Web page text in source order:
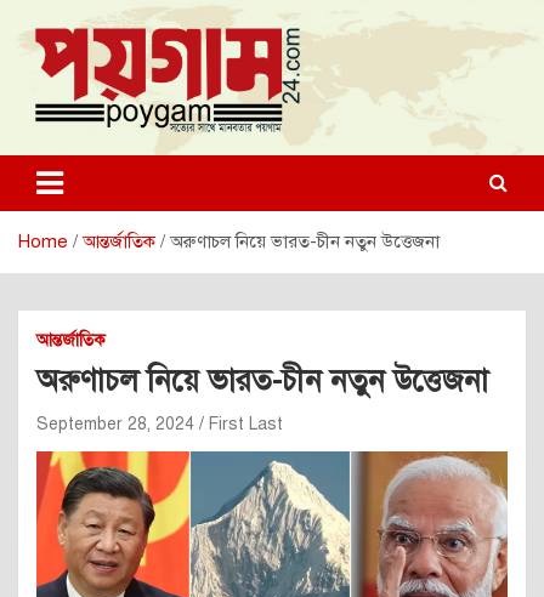
content
poygam24.com
poygam24.com
Home আন্তর্জাতিক অরুণাচল নিয়ে ভারত-চীন নতুন উত্তেজনা
আন্তর্জাতিক
অরুণাচল নিয়ে ভারত-চীন নতুন উত্তেজনা
September 28, 2024 First Last